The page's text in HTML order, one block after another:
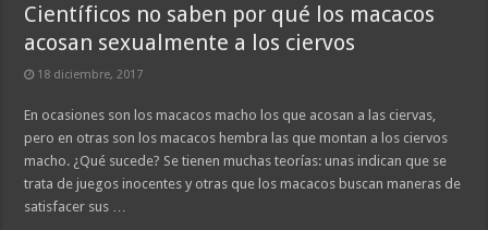
Científicos no saben por qué los macacos
acosan sexualmente a los ciervos
18 diciembre, 2017
En ocasiones son los macacos macho los que acosan a las ciervas,
pero en otras son los macacos hembra las que montan a los ciervos
macho. ¿Qué sucede? Se tienen muchas teorías: unas indican que se
trata de juegos inocentes y otras que los macacos buscan maneras de
satisfacer sus …